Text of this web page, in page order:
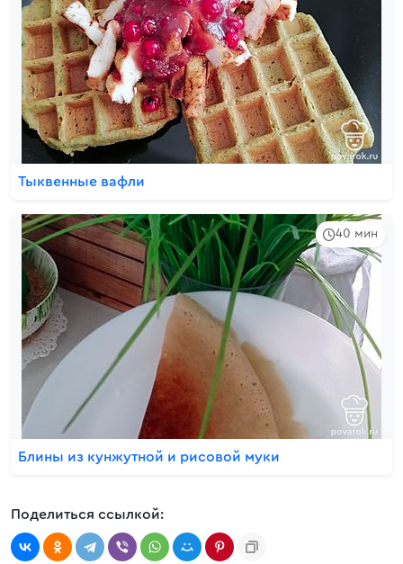
Тыквенные вафли
40 мин
Блины из кунжутной и рисовой муки
Поделиться ссылкой: